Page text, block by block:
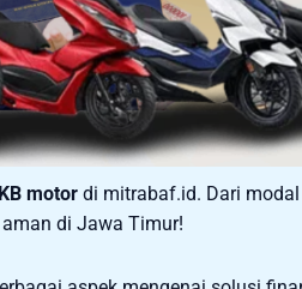
motor di mitrabaf.id. Dari
di Jawa Timur!